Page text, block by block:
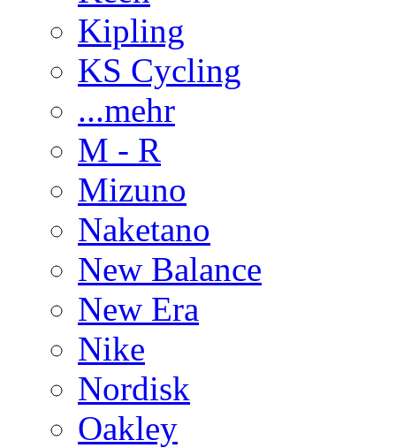
Kipling
KS Cycling
...mehr
M - R
Mizuno
Naketano
New Balance
New Era
Nike
Nordisk
Oakley